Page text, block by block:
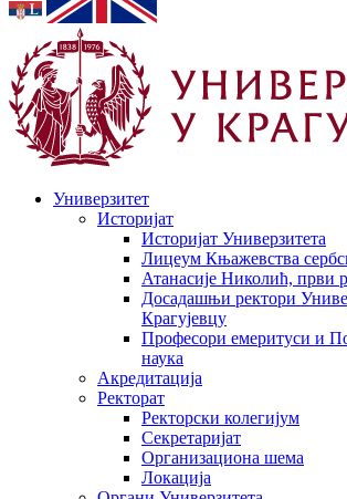
Универзитет
Историјат
Историјат Универзитета
Лицеум Књажевства
Атанасије Николић, први
Досадашњи ректори
Крагујевцу
Професори емеритуси и
наука
Акредитација
Ректорат
Ректорски колегијум
Секретаријат
Организациона шема
Локација